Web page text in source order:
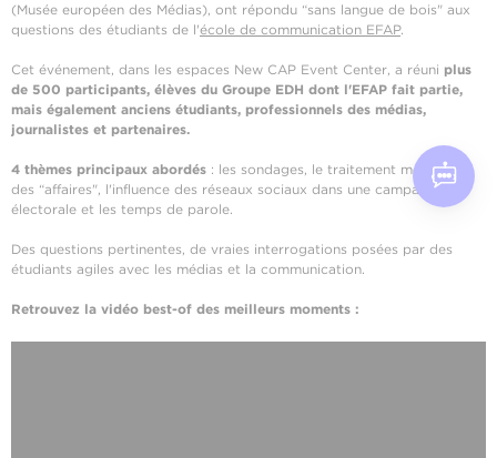
(Musée européen des Médias), ont répondu “sans langue de bois" aux
questions des étudiants de l'école de communication EFAP.
Cet événement, dans les espaces New CAP Event Center, a réuni plus
de 500 participants, élèves du Groupe EDH dont l'EFAP fait partie,
mais également anciens étudiants, professionnels des médias,
journalistes et partenaires.
4 thèmes principaux abordés : les sondages, le traitement médiatique
des “affaires", l'influence des réseaux sociaux dans une campagne
électorale et les temps de parole.
Des questions pertinentes, de vraies interrogations posées par des
étudiants agiles avec les médias et la communication.
Retrouvez la vidéo best-of des meilleurs moments :